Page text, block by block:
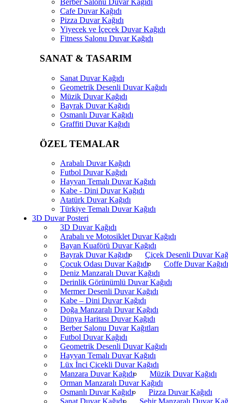
Berber Salonu Duvar Kağıdı
Cafe Duvar Kağıdı
Pizza Duvar Kağıdı
Yiyecek ve İçecek Duvar Kağıdı
Fitness Salonu Duvar Kağıdı
SANAT & TASARIM
Sanat Duvar Kağıdı
Geometrik Desenli Duvar Kağıdı
Müzik Duvar Kağıdı
Bayrak Duvar Kağıdı
Osmanlı Duvar Kağıdı
Graffiti Duvar Kağıdı
ÖZEL TEMALAR
Arabalı Duvar Kağıdı
Futbol Duvar Kağıdı
Hayvan Temalı Duvar Kağıdı
Kabe - Dini Duvar Kağıdı
Atatürk Duvar Kağıdı
Türkiye Temalı Duvar Kağıdı
3D Duvar Posteri
3D Duvar Kağıdı
Arabalı ve Motosiklet Duvar Kağıdı
Bayan Kuaförü Duvar Kağıdı
Bayrak Duvar Kağıdı
Çiçek Desenli Duvar
Çocuk Odası Duvar Kağıdı
Coffe Duvar Kağıdı
Deniz Manzaralı Duvar Kağıdı
Derinlik Görünümlü Duvar Kağıdı
Mermer Desenli Duvar Kağıdı
Kabe – Dini Duvar Kağıdı
Doğa Manzaralı Duvar Kağıdı
Dünya Haritası Duvar Kağıdı
Berber Salonu Duvar Kağıtları
Futbol Duvar Kağıdı
Geometrik Desenli Duvar Kağıdı
Hayvan Temalı Duvar Kağıdı
Lüx İnci Çicekli Duvar Kağıdı
Manzara Duvar Kağıdı
Müzik Duvar Kağıdı
Orman Manzaralı Duvar Kağıdı
Osmanlı Duvar Kağıdı
Pizza Duvar Kağıdı